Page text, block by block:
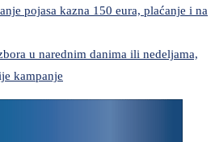
pojasa kazna 150 eura, plaćanje i na
u narednim danima ili nedeljama,
kampanje